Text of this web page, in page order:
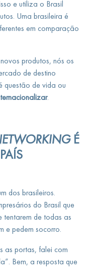
e utiliza o Brasil
Uma brasileira é
em comparação
produtos, nós os
de destino
questão de vida ou
.
É
dos brasileiros.
do Brasil que
tentarem de todas as
e pedem socorro.
as portas, falei com
Bem, a resposta que